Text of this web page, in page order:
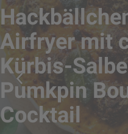
Airfryer mit
Kürbis-
Pumkpin
Cocktail